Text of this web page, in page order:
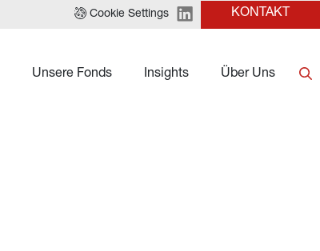
Cookie Settings KONTAKT
Unsere Fonds Insights Über Uns